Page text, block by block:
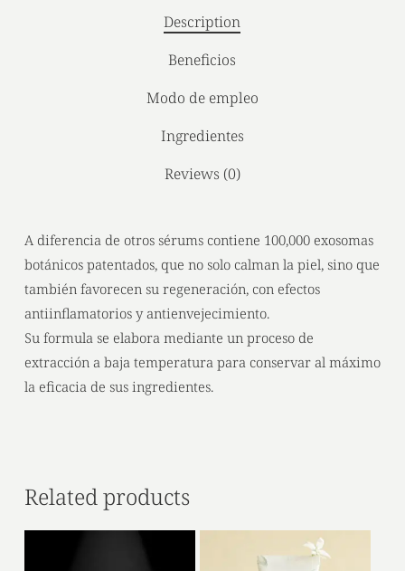
Description
Beneficios
Modo de empleo
Ingredientes
Reviews (0)
A diferencia de otros sérums contiene 100,000 exosomas
botánicos patentados, que no solo calman la piel, sino que
también favorecen su regeneración, con efectos
antiinflamatorios y antienvejecimiento.
Su formula se elabora mediante un proceso de
extracción a baja temperatura para conservar al máximo
la eficacia de sus ingredientes.
Related products